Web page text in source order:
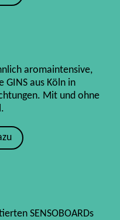
aromaintensive,
GINS aus Köln in
Mit und ohne
SENSOBOARDs